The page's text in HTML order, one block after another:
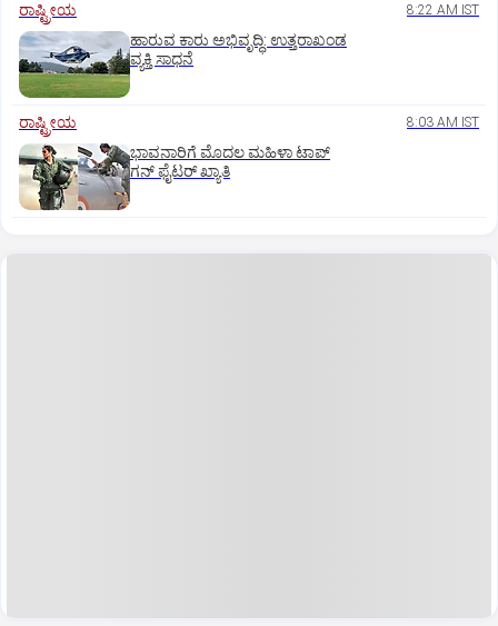
ರಾಷ್ಟ್ರೀಯ 8:22 AM IST
ಹಾರುವ ಕಾರು ಅಭಿವೃದ್ಧಿ: ಉತ್ತರಾಖಂಡ
ವ್ಯಕ್ತಿ ಸಾಧನೆ
ರಾಷ್ಟ್ರೀಯ 8:03 AM IST
ಭಾವನಾರಿಗೆ ಮೊದಲ ಮಹಿಳಾ ಟಾಪ್‌
ಗನ್‌ ಫೈಟರ್‌ ಖ್ಯಾತಿ